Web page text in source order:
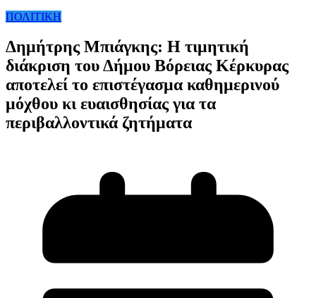
ΠΟΛΙΤΙΚΗ
Δημήτρης Μπιάγκης: Η τιμητική
διάκριση του Δήμου Βόρειας Κέρκυρας
αποτελεί το επιστέγασμα καθημερινού
μόχθου κι ευαισθησίας για τα
περιβαλλοντικά ζητήματα